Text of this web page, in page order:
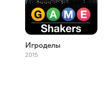
Игроделы
2015